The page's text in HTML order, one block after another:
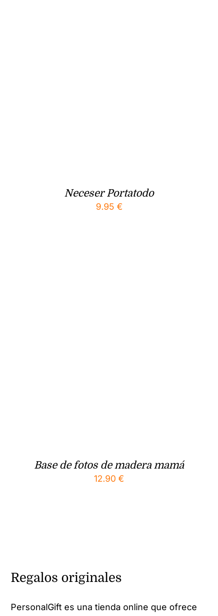
Neceser Portatodo
9.95 €
Base de fotos de madera mamá
12.90 €
Regalos originales
PersonalGift es una tienda online que ofrece